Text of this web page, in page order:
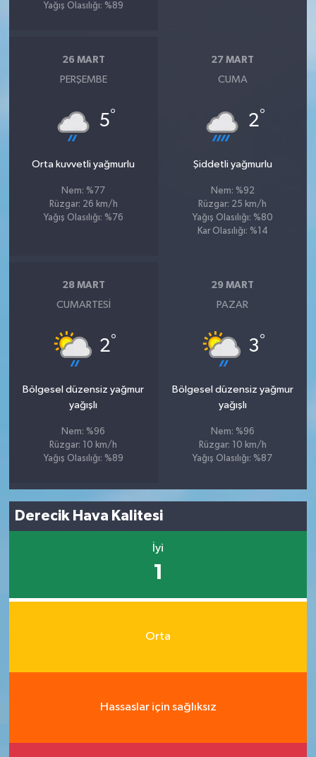
Yağış Olasılığı: %89
26 MART
PERŞEMBE
5°
Orta kuvvetli yağmurlu
Nem: %77
Rüzgar: 26 km/h
Yağış Olasılığı: %76
27 MART
CUMA
2°
Şiddetli yağmurlu
Nem: %92
Rüzgar: 25 km/h
Yağış Olasılığı: %80
Kar Olasılığı: %14
28 MART
CUMARTESI
2°
Bölgesel düzensiz yağmur
yağışlı
Nem: %96
Rüzgar: 10 km/h
Yağış Olasılığı: %89
29 MART
PAZAR
3°
Bölgesel düzensiz yağmur
yağışlı
Nem: %96
Rüzgar: 10 km/h
Yağış Olasılığı: %87
Derecik Hava Kalitesi
İyi
1
Orta
Hassaslar için sağlıksız